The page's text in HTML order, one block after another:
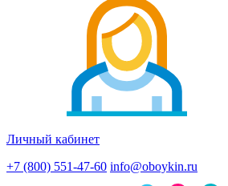
Личный кабинет
+7 (800) 551-47-60 info@oboykin.ru